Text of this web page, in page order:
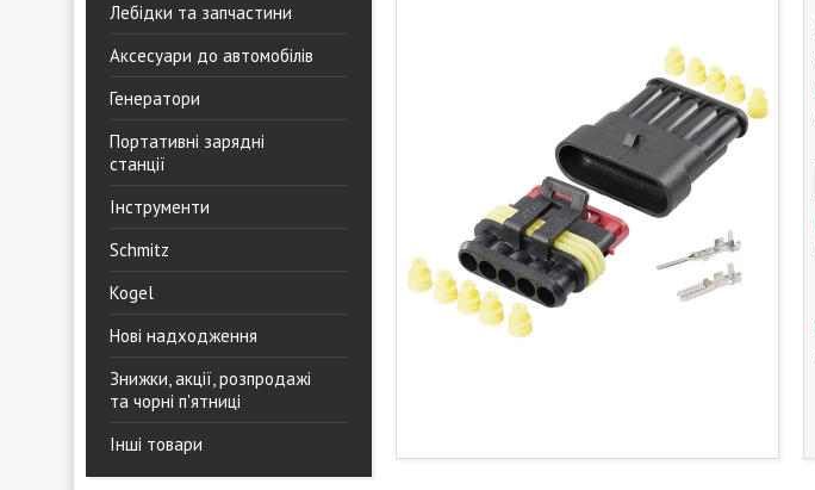
Лебідки та запчастини
Аксесуари до автомобілів
Генератори
Портативні зарядні
станції
Інструменти
Schmitz
Kogel
Нові надходження
Знижки, акції, розпродажі
та чорні п'ятниці
Інші товари